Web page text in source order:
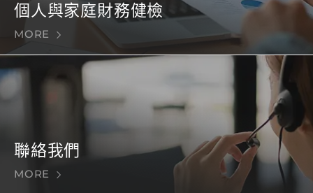
個人與家庭財務健檢
MORE
聯絡我們
MORE